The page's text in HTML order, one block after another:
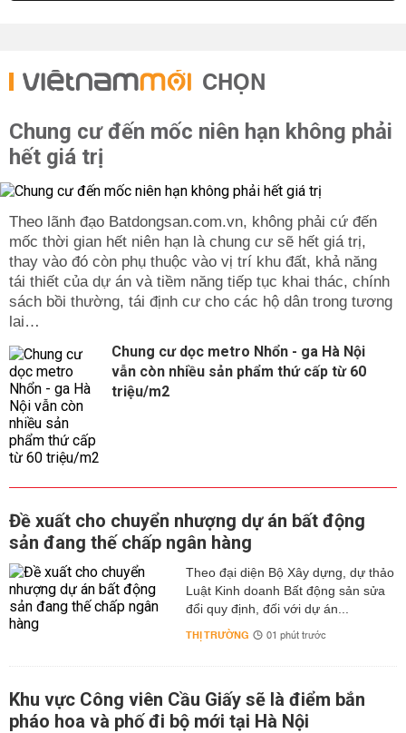
CHỌN
Chung cư đến mốc niên hạn không phải
hết giá trị
Theo lãnh đạo Batdongsan.com.vn, không phải cứ đến
mốc thời gian hết niên hạn là chung cư sẽ hết giá trị,
thay vào đó còn phụ thuộc vào vị trí khu đất, khả năng
tái thiết của dự án và tiềm năng tiếp tục khai thác, chính
sách bồi thường, tái định cư cho các hộ dân trong tương
lai…
Chung cư dọc metro Nhổn - ga Hà Nội
vẫn còn nhiều sản phẩm thứ cấp từ 60
triệu/m2
Đề xuất cho chuyển nhượng dự án bất động
sản đang thế chấp ngân hàng
Theo đại diện Bộ Xây dựng, dự thảo
Luật Kinh doanh Bất động sản sửa
đổi quy định, đối với dự án...
THỊ TRƯỜNG 01 phút trước
Khu vực Công viên Cầu Giấy sẽ là điểm bắn
pháo hoa và phố đi bộ mới tại Hà Nội